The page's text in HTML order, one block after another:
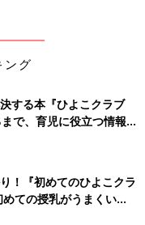
ング
する本『ひよこクラブ
で、育児に役立つ情報が
！『初めてのひよこクラ
ての授乳がうまくい
と夏のトラブル 解決テ